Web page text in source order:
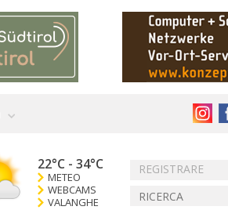
REGISTRARE
22°C - 34°C
METEO
WEBCAMS
VALANGHE